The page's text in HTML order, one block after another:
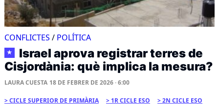
CONFLICTES / POLÍTICA
★
Israel aprova registrar terres de
Cisjordània: què implica la mesura?
LAURA CUESTA 18 DE FEBRER DE 2026 · 6:00
CICLE SUPERIOR DE PRIMÀRIA 1R CICLE ESO
2N CICLE ESO